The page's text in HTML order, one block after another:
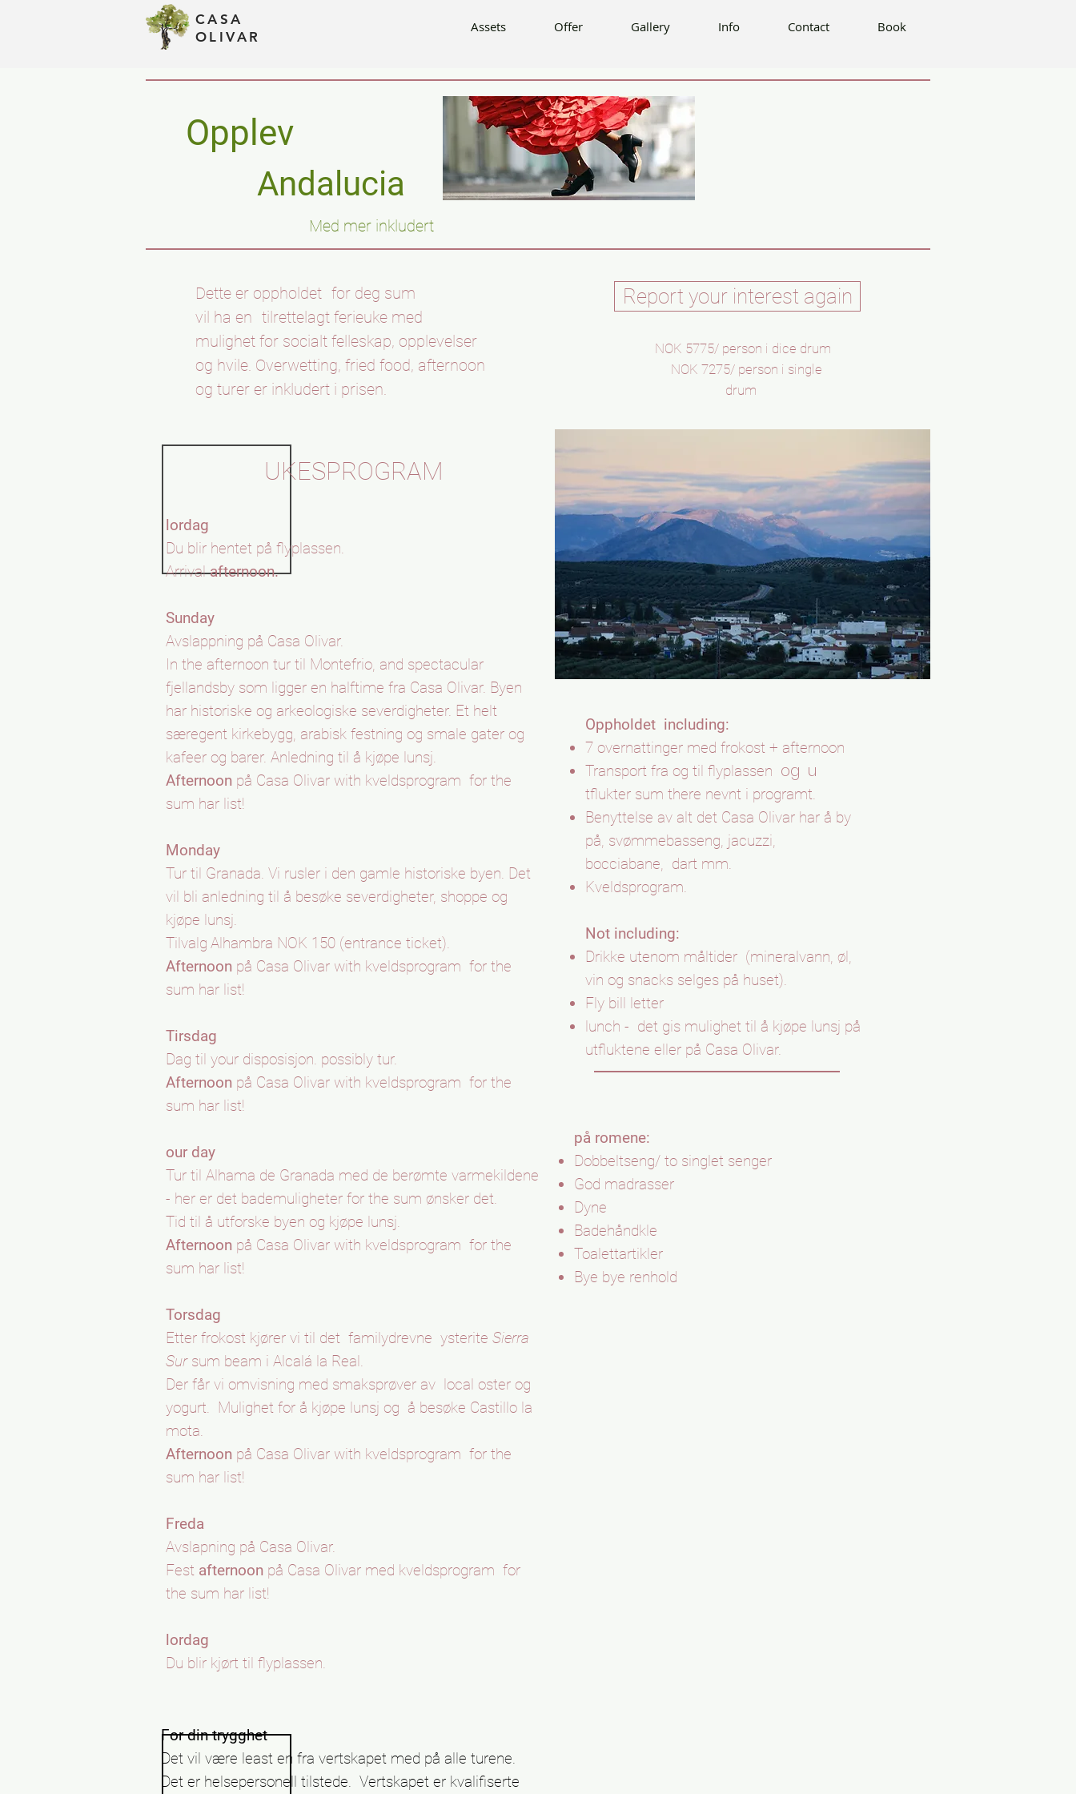
Gallery Info Contact Book
CASA
OLIVAR
Assets Offer Gallery Info Contact Book
Opplev
Andalucia
Med mer inkludert
Dette er oppholdet for deg sum
vil ha en tilrettelagt ferieuke med
mulighet for socialt felleskap, opplevelser
og hvile. Overwetting, fried food, afternoon
og turer er inkludert i prisen.
Report your interest again
NOK 5775/ person i dice drum
NOK 7275/ person i single
drum
UKESPROGRAM
lordag
Du blir hentet på flyplassen.
Arrivalafternoon.
Sunday
Avslappning på Casa Olivar.
In the afternoon tur til Montefrio, and spectacular
fjellandsby som ligger en halftime fra Casa Olivar. Byen
har historiske og arkeologiske severdigheter. Et helt
særegent kirkebygg, arabisk festning og smale gater og
kafeer og barer. Anledning til å kjøpe lunsj.
Afternoon på Casa Olivar with kveldsprogram for the
sum har list!
Monday
Tur til Granada. Vi rusler i den gamle historiske byen. Det
vil bli anledning til å besøke severdigheter, shoppe og
kjøpe lunsj.
Tilvalg Alhambra NOK 150 (entrance ticket).
Afternoon på Casa Olivar with kveldsprogram for the
sum har list!
Tirsdag
Dag til your disposisjon. possibly tur.
Afternoon på Casa Olivar with kveldsprogram for the
sum har list!
our day
Tur til Alhama de Granada med de berømte varmekildene
- her er det bademuligheter for the sum ønsker det.
Tid til å utforske byen og kjøpe lunsj.
Afternoon på Casa Olivar with kveldsprogram for the
sum har list!
Torsdag
Etter frokost kjører vi til det familydrevne ysterite Sierra
Sursum beam i Alcalá la Real.
Der får vi omvisning med smaksprøver av local oster og
yogurt. Mulighet for å kjøpe lunsj og å besøke Castillo la
mota.
Afternoon på Casa Olivar with kveldsprogram for the
sum har list!
Freda
Avslapning på Casa Olivar.
Fest afternoon på Casa Olivar med kveldsprogram for
the sum har list!
lordag
Du blir kjørt til flyplassen.
Oppholdet including:
7 overnattinger med frokost + afternoon
Transport fra og til flyplassen og u
tflukter sum there nevnt i programt.
Benyttelse av alt det Casa Olivar har å by
på, svømmebasseng, jacuzzi,
bocciabane, dart mm.
Kveldsprogram.
Not including:
Drikke utenom måltider (mineralvann, øl,
vin og snacks selges på huset).
Fly bill letter
lunch - det gis mulighet til å kjøpe lunsj på
utfluktene eller på Casa Olivar.
på romene:
Dobbeltseng/ to singlet senger
God madrasser
Dyne
Badehåndkle
Toalettartikler
Bye bye renhold
For din trygghet
Det vil være least en fra vertskapet med på alle turene.
Det er helsepersonell tilstede. Vertskapet er kvalifiserte